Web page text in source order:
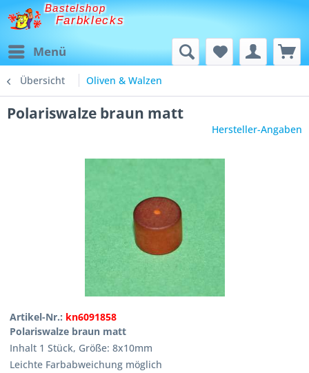
Bastelshop
Farbklecks
Menü
Übersicht Oliven & Walzen
Polariswalze braun matt
Hersteller-Angaben
Artikel-Nr.: kn6091858
Polariswalze braun matt
Inhalt 1 Stück, Größe: 8x10mm
Leichte Farbabweichung möglich